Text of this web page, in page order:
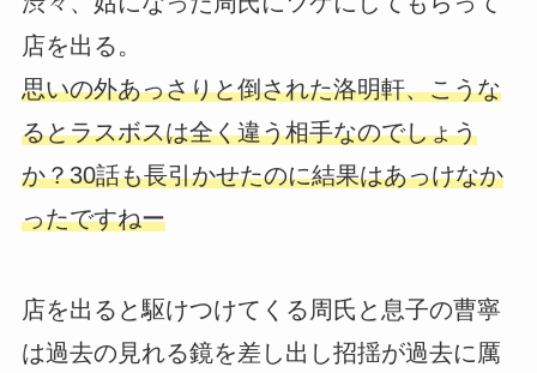
店を出る。
思いの外あっさりと倒された洛明軒、こうな
るとラスボスは全く違う相手なのでしょう
か？30話も長引かせたのに結果はあっけなか
ったですねー
店を出ると駆けつけてくる周氏と息子の曹寧
は過去の見れる鏡を差し出し招揺が過去に厲